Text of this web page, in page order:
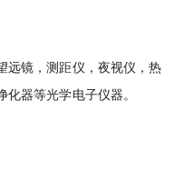
远镜，测距仪，夜视仪，热
器等光学电子仪器。